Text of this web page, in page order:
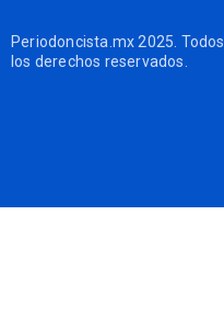
Periodoncista.mx 2025. Todos
los derechos reservados.